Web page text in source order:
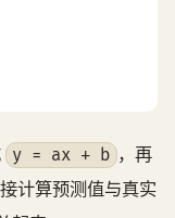
y = ax + b ，再
计算预测值与真实